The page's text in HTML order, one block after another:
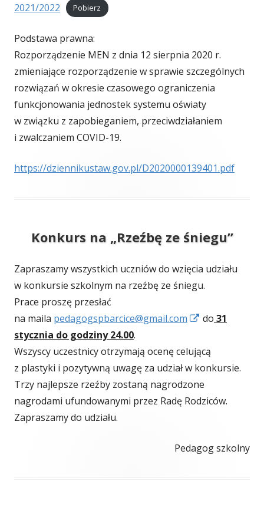
2021/2022
Pobierz
Podstawa prawna:
Rozporządzenie MEN z dnia 12 sierpnia 2020 r.
zmieniające rozporządzenie w sprawie szczególnych
rozwiązań w okresie czasowego ograniczenia
funkcjonowania jednostek systemu oświaty
w związku z zapobieganiem, przeciwdziałaniem
i zwalczaniem COVID-19.
https://dziennikustaw.gov.pl/D2020000139401.pdf
Konkurs na „Rzeźbę ze śniegu”
Zapraszamy wszystkich uczniów do wzięcia udziału
w konkursie szkolnym na rzeźbę ze śniegu.
Prace proszę przesłać
na maila pedagogspbarcice@gmail.com
Strona
się
w
nowym
oknie
do 31
stycznia do godziny 24.00.
Wszyscy uczestnicy otrzymają ocenę celującą
z plastyki i pozytywną uwagę za udział w konkursie.
Trzy najlepsze rzeźby zostaną nagrodzone
nagrodami ufundowanymi przez Radę Rodziców.
Zapraszamy do udziału.
Pedagog szkolny